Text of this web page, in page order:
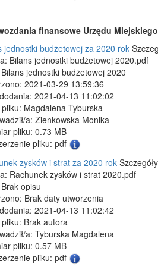
finansowe Urzędu
jednostki budżetowej za 2020 rok
Bilans jednostki budżetowej 2020.pdf
jednostki budżetowej 2020
2021-03-29 13:59:36
2021-04-13 11:02:02
Magdalena Tyburska
a: Zienkowska Monika
pliku: 0.73 MB
pliku: pdf
zysków i strat za 2020 rok
Rachunek zysków i strat 2020.pdf
opisu
Brak daty utworzenia
2021-04-13 11:02:42
Brak autora
a: Tyburska Magdalena
pliku: 0.57 MB
pliku: pdf